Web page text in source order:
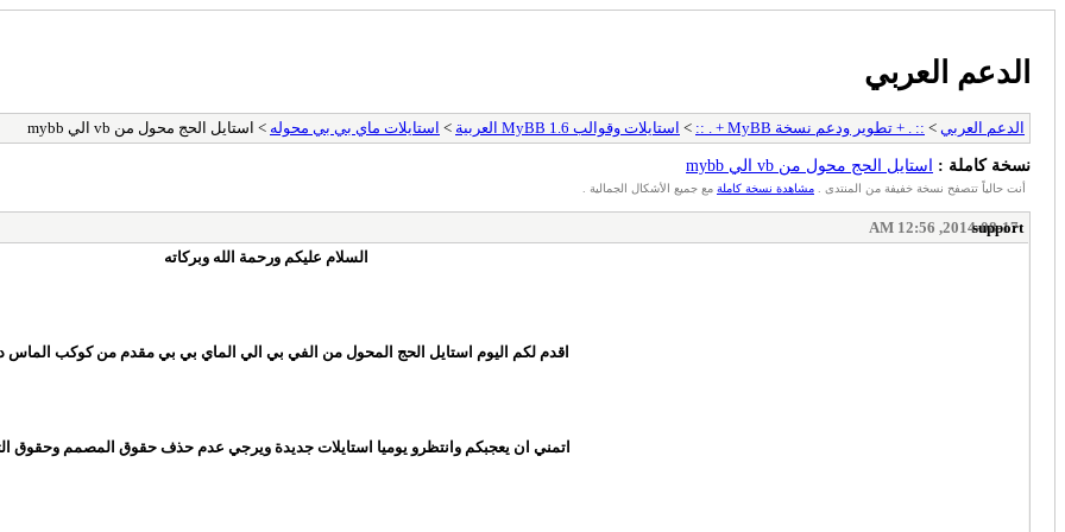
الدعم العربي
الدعم العربي > :: . + تطوير ودعم نسخة MyBB + . :: > استايلات وقوالب MyBB 1.6 العربية > استايلات ماي بي بي محوله > استايل الحج محول من vb الي mybb
نسخة كاملة : استايل الحج محول من vb الي mybb
أنت حالياً تتصفح نسخة خفيفة من المنتدى . مشاهدة نسخة كاملة مع جميع الأشكال الجمالية .
support
2014-08-17, 12:56 AM
السلام عليكم ورحمة الله وبركاته
اقدم لكم اليوم استايل الحج المحول من الفي بي الي الماي بي بي مقدم من كوكب الماس
اتمني ان يعجبكم وانتظرو يوميا استايلات جديدة ويرجي عدم حذف حقوق المصمم وحقوق